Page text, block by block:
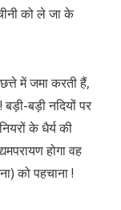
को ले जा के
में जमा करती हैं,
बड़ी नदियों पर
के धैर्य की
होगा वह
को पहचाना !